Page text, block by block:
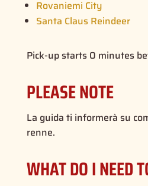
Rovaniemi City
Santa Claus Reindeer
Pick-up starts 0 minutes
PLEASE NOTE
La guida ti informerà su
renne.
WHAT DO I NEED